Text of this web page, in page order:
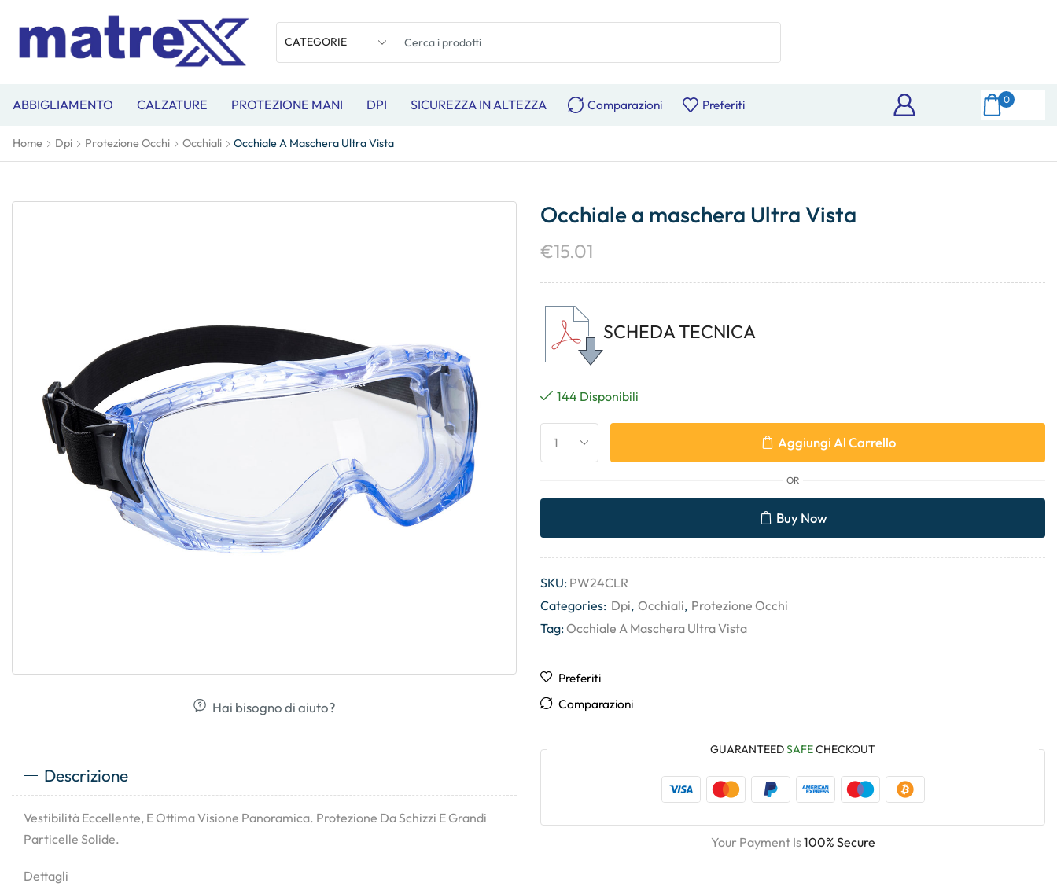
ABBIGLIAMENTO CALZATURE PROTEZIONE MANI DPI SICUREZZA IN ALTEZZA Comparazioni Preferiti 0
Home Dpi Protezione Occhi Occhiali Occhiale A Maschera Ultra Vista
Hai bisogno di aiuto?
Descrizione
Vestibilità Eccellente, E Ottima Visione Panoramica. Protezione Da Schizzi E Grandi
Particelle Solide.
Dettagli
Occhiale a maschera Ultra Vista
€15.01
SCHEDA TECNICA
144 Disponibili
Aggiungi Al Carrello
OR
Buy Now
SKU: PW24CLR
Categories: Dpi, Occhiali, Protezione Occhi
Tag:Occhiale A Maschera Ultra Vista
Preferiti
Comparazioni
GUARANTEEDSAFECHECKOUT
Your Payment Is100% Secure